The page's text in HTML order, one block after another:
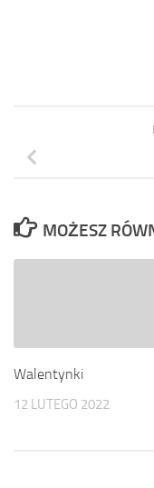
MOŻESZ
Walentynki
12 LUTEGO 2022